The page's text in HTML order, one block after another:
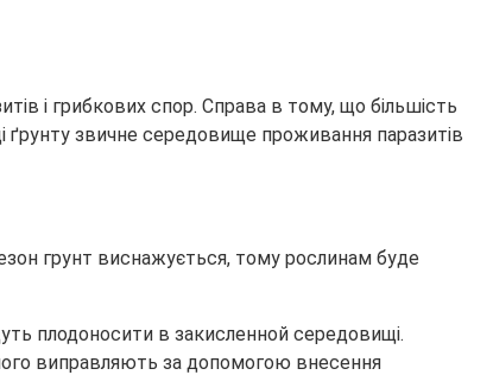
і грибкових спор. Справа в тому, що більшість
ґрунту звичне середовище проживання паразитів
грунт виснажується, тому рослинам буде
плодоносити в закисленной середовищі.
виправляють за допомогою внесення